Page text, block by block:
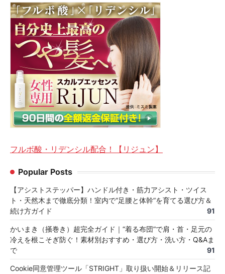
フルボ酸・リデンシル配合！【リジュン】
Popular Posts
【アシストステッパー】ハンドル付き・筋力アシスト・ツイス
ト・天然木まで徹底分類！室内で“足腰と体幹”を育てる選び方＆
続け方ガイド
91
かいまき（掻巻き）超完全ガイド｜“着る布団”で肩・首・足元の
冷えを根こそぎ防ぐ！素材別おすすめ・選び方・洗い方・Q&Aま
で
91
Cookie同意管理ツール「STRIGHT」取り扱い開始＆リリース記